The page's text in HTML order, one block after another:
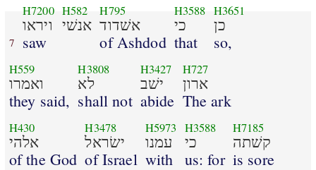
7
H7200
ויראו
saw
H582
אנשׁי
H795
אשׁדוד
of Ashdod
H3588
כי
that
H3651
כן
so,
H559
ואמרו
they said,
H3808
לא
shall not
H3427
ישׁב
abide
H727
ארון
The ark
H430
אלהי
of the God
H3478
ישׂראל
of Israel
H5973
עמנו
with
H3588
כי
us: for
H7185
קשׁתה
is sore